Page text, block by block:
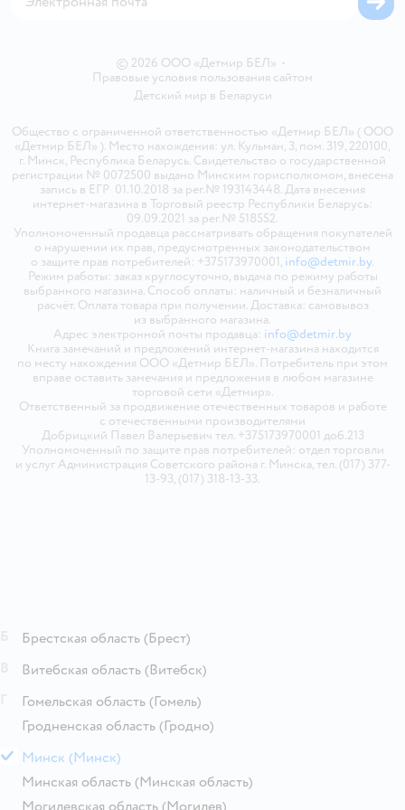
© 2026 ООО «Детмир БЕЛ» •
Правовые условия пользования сайтом
Детский мир в Беларуси
Общество с ограниченной ответственностью «Детмир БЕЛ» ( ООО
«Детмир БЕЛ» ). Место нахождения: ул. Кульман, 3, пом. 319, 220100,
г. Минск, Республика Беларусь. Свидетельство о государственной
регистрации № 0072500 выдано Минским горисполкомом, внесена
запись в ЕГР 01.10.2018 за рег.№ 193143448. Дата внесения
интернет-магазина в Торговый реестр Республики Беларусь:
09.09.2021 за рег.№ 518552.
Уполномоченный продавца рассматривать обращения покупателей
о нарушении их прав, предусмотренных законодательством
о защите прав потребителей: +375173970001, info@detmir.by.
Режим работы: заказ круглосуточно, выдача по режиму работы
выбранного магазина. Способ оплаты: наличный и безналичный
расчёт. Оплата товара при получении. Доставка: самовывоз
из выбранного магазина.
Адрес электронной почты продавца: info@detmir.by
Книга замечаний и предложений интернет-магазина находится
по месту нахождения ООО «Детмир БЕЛ». Потребитель при этом
вправе оставить замечания и предложения в любом магазине
торговой сети «Детмир».
Ответственный за продвижение отечественных товаров и работе
с отечественными производителями
Добрицкий Павел Валерьевич тел. +375173970001 доб.213
Уполномоченный по защите прав потребителей: отдел торговли
и услуг Администрация Советского района г. Минска, тел. (017) 377-
13-93, (017) 318-13-33.
Брестская область (Брест)
Витебская область (Витебск)
Гомельская область (Гомель)
Гродненская область (Гродно)
М Минск (Минск)
Минская область (Минская область)